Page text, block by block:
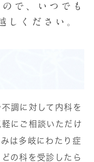
で、
いつでも
しください。
調に対して内科を
にご相談いただけ
は多岐にわたり症
の科を受診したら